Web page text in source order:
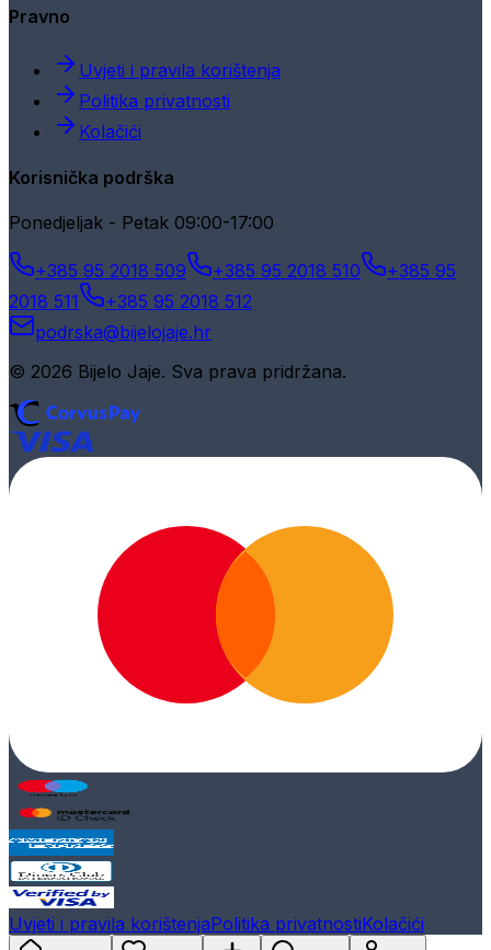
Pravno
Uvjeti i pravila korištenja
Politika privatnosti
Kolačići
Korisnička podrška
Ponedjeljak - Petak 09:00-17:00
+385 95 2018 509 +385 95 2018 510
+385 95
2018 511
+385 95 2018 512
podrska@bijelojaje.hr
© 2026 Bijelo Jaje. Sva prava pridržana.
Uvjeti i pravila korištenjaPolitika privatnostiKolačići